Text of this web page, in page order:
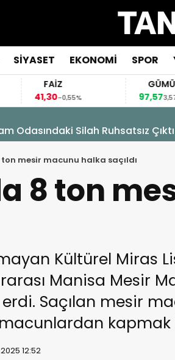
SİYASET EKONOMİ SPOR
41,30-0,55%
GÜMÜŞ
97,573,57%
Odasındaki Silah Ruhsatsız
mesir macunu halka saçıldı
8 ton
Kültürel Miras
Manisa Mesir
erdi. Saçılan mesir
kapmak
12:52